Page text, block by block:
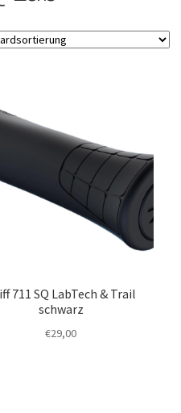
711 SQ LabTech & Trail
schwarz
€29,00